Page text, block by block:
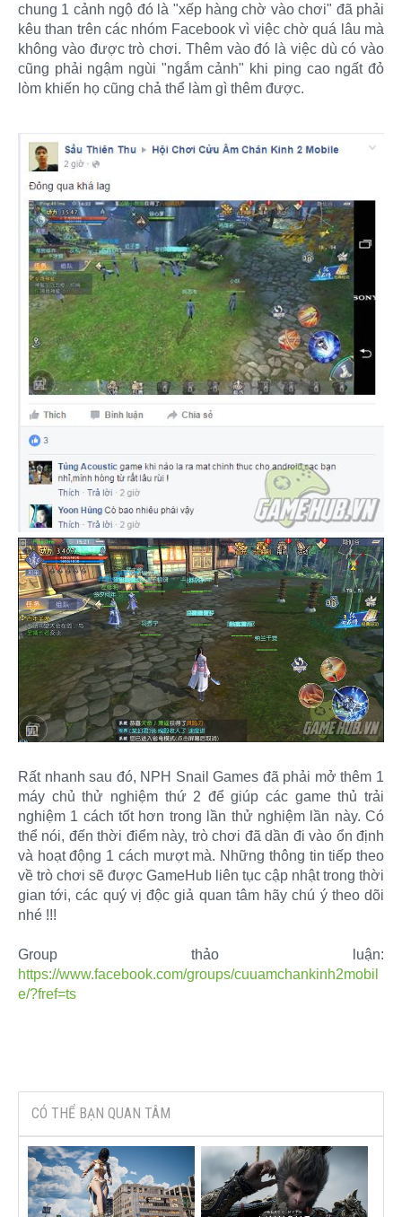
chung 1 cảnh ngộ đó là "xếp hàng chờ vào chơi" đã phải
kêu than trên các nhóm Facebook vì việc chờ quá lâu mà
không vào được trò chơi. Thêm vào đó là việc dù có vào
cũng phải ngậm ngùi "ngắm cảnh" khi ping cao ngất đỏ
lòm khiến họ cũng chả thể làm gì thêm được.​
Rất nhanh sau đó, NPH Snail Games đã phải mở thêm 1
máy chủ thử nghiệm thứ 2 để giúp các game thủ trải
nghiệm 1 cách tốt hơn trong lần thử nghiệm lần này. Có
thể nói, đến thời điểm này, trò chơi đã dần đi vào ổn định
và hoạt động 1 cách mượt mà. Những thông tin tiếp theo
về trò chơi sẽ được GameHub liên tục cập nhật trong thời
gian tới, các quý vị độc giả quan tâm hãy chú ý theo dõi
nhé !!!
Group thảo luận:
https://www.facebook.com/groups/cuuamchankinh2mobil
e/?fref=ts
CÓ THỂ BẠN QUAN TÂM